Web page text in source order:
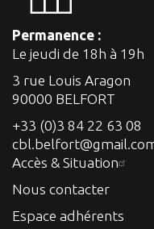
Permanence :
Le jeudi de 18h à 19h
3 rue Louis Aragon
90000 BELFORT
+33 (0)3 84 22 63 08
Accès & Situation
Nous contacter
Espace adhérents